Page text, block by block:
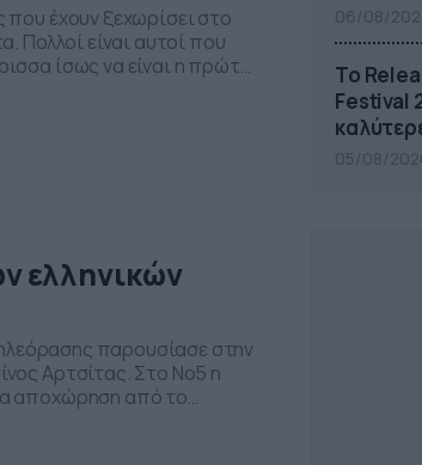
έχουν ξεχωρίσει στο
Πολλοί είναι αυτοί που
ίσως να είναι η πρώτη
ελληνικών
παρουσίασε στην
Αρτσίτας. Στο Νο5 η
αποχώρηση από το
Το
Festival